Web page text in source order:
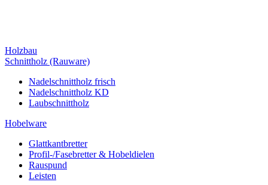
Holzbau
Schnittholz (Rauware)
Nadelschnittholz frisch
Nadelschnittholz KD
Laubschnittholz
Hobelware
Glattkantbretter
Profil-/Fasebretter & Hobeldielen
Rauspund
Leisten